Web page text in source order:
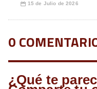
📅 15 de Julio de 2026
0
¿Qué te